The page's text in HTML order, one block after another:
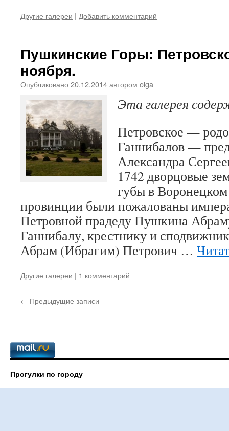
Другие галереи | Добавить комментарий
Пушкинские Горы:
ноября.
Опубликовано 20.12.2014автором olga
Эта галерея
Петровское —
Ганнибалов —
Александра
1742 дворцовые
губы в
провинции были пожалованы
Петровной прадеду Пушкина
Ганнибалу, крестнику и
Абрам (Ибрагим) Петрович …
Другие галереи | 1 комментарий
← Предыдущие записи
Прогулки по городу